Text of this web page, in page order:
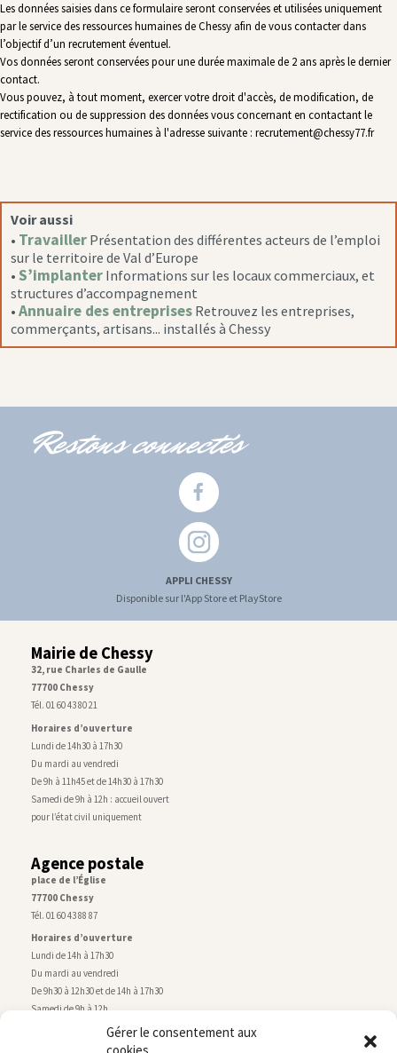
Gérer le consentement aux
Les données saisies dans ce formulaire seront conservées et utilisées uniquement
par le service des ressources humaines de Chessy afin de vous contacter dans
l’objectif d’un recrutement éventuel.
Vos données seront conservées pour une durée maximale de 2 ans après le dernier
contact.
Vous pouvez, à tout moment, exercer votre droit d'accès, de modification, de
rectification ou de suppression des données vous concernant en contactant le
service des ressources humaines à l'adresse suivante : recrutement@chessy77.fr
Voir aussi
• Travailler Présentation des différentes acteurs de l’emploi
sur le territoire de Val d’Europe
• S’implanter Informations sur les locaux commerciaux, et
structures d’accompagnement
• Annuaire des entreprises Retrouvez les entreprises,
commerçants, artisans... installés à Chessy
Restons connectés
APPLI CHESSY
Disponible sur l'App Store et PlayStore
Mairie de Chessy
32, rue Charles de Gaulle
77700 Chessy
Tél. 01 60 43 80 21
Horaires d’ouverture
Lundi de 14h30 à 17h30
Du mardi au vendredi
De 9h à 11h45 et de 14h30 à 17h30
Samedi de 9h à 12h : accueil ouvert
pour l’état civil uniquement
Agence postale
place de l’Église
77700 Chessy
Tél. 01 60 43 88 87
Horaires d’ouverture
Lundi de 14h à 17h30
Du mardi au vendredi
De 9h30 à 12h30 et de 14h à 17h30
Samedi de 9h à 12h